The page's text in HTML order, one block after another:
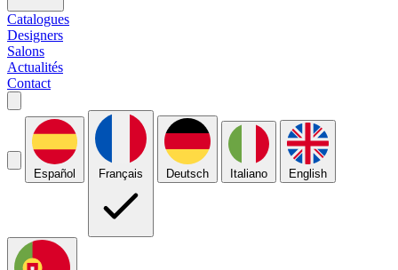
Catalogues
Designers
Salons
Actualités
Contact
Español Français Deutsch Italiano English